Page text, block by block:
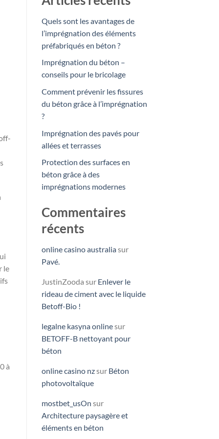
le
à
Quels sont les avantages de
l’imprégnation des éléments
préfabriqués en béton ?
Imprégnation du béton –
conseils pour le bricolage
Comment prévenir les fissures
du béton grâce à l’imprégnation
?
Imprégnation des pavés pour
allées et terrasses
Protection des surfaces en
béton grâce à des
imprégnations modernes
Commentaires
récents
online casino australiasur
Pavé.
JustinZooda sur Enlever le
rideau de ciment avec le liquide
Betoff-Bio !
legalne kasyna onlinesur
BETOFF-B nettoyant pour
béton
online casino nzsur Béton
photovoltaïque
mostbet_usOn sur
Architecture paysagère et
éléments en béton